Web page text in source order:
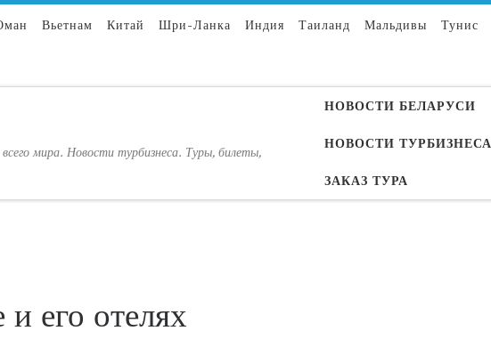
Вьетнам Китай Шри-Ланка Индия Таиланд Мальдивы Тунис
мира. Новости турбизнеса. Туры, билеты,
НОВОСТИ БЕЛАРУСИ
НОВОСТИ ТУРБИЗНЕСА
ЗАКАЗ ТУРА
его отелях